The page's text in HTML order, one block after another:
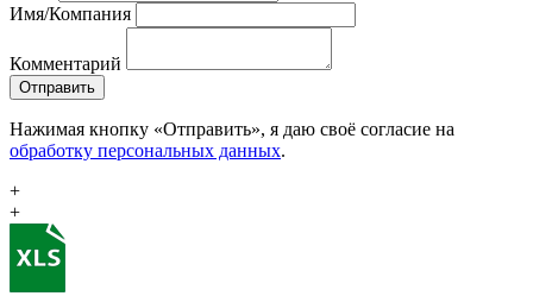
Имя/Компания
Комментарий
Отправить
Нажимая кнопку «Отправить», я даю своё согласие на
обработку персональных данных.
+
+